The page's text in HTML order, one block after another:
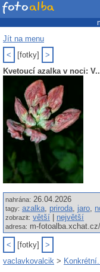
Jít na menu
<
[fotky]
>
Kvetoucí azalka v noci:
nahrána: 26.04.2026
tagy: azalka, priroda, jaro,
zobrazit: větší největší
adresa: m-
< [fotky]
>
vaclavkovalcik >